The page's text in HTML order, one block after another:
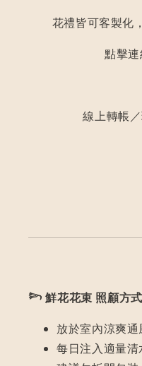
花禮皆可客製化
點擊
線上轉帳
𓆸 鮮花花束 照顧方式
放於室內涼爽通
每日注入適量清